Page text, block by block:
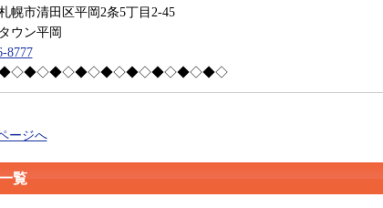
幌市清田区平岡2条5丁目2-45
ウン平岡
8777
ージへ
覧